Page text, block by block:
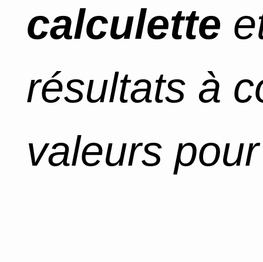
calculette
résultats à
valeurs